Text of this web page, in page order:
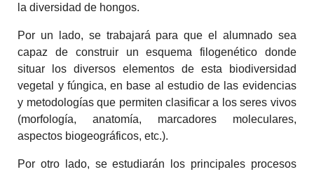
la diversidad de hongos.
Por un lado, se trabajará para que el alumnado sea
capaz de construir un esquema filogenético donde
situar los diversos elementos de esta biodiversidad
vegetal y fúngica, en base al estudio de las evidencias
y metodologías que permiten clasificar a los seres vivos
(morfología, anatomía, marcadores moleculares,
aspectos biogeográficos, etc.).
Por otro lado, se estudiarán los principales procesos